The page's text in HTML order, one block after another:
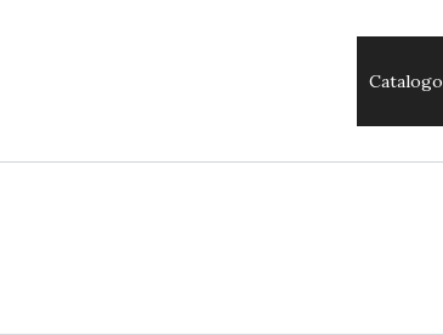
Catalogo